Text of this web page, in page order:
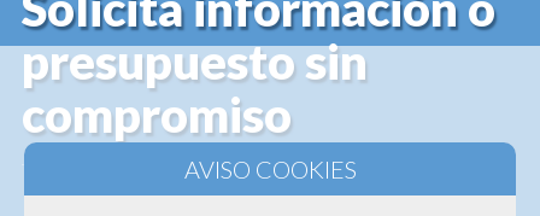
presupuesto sin
compromiso